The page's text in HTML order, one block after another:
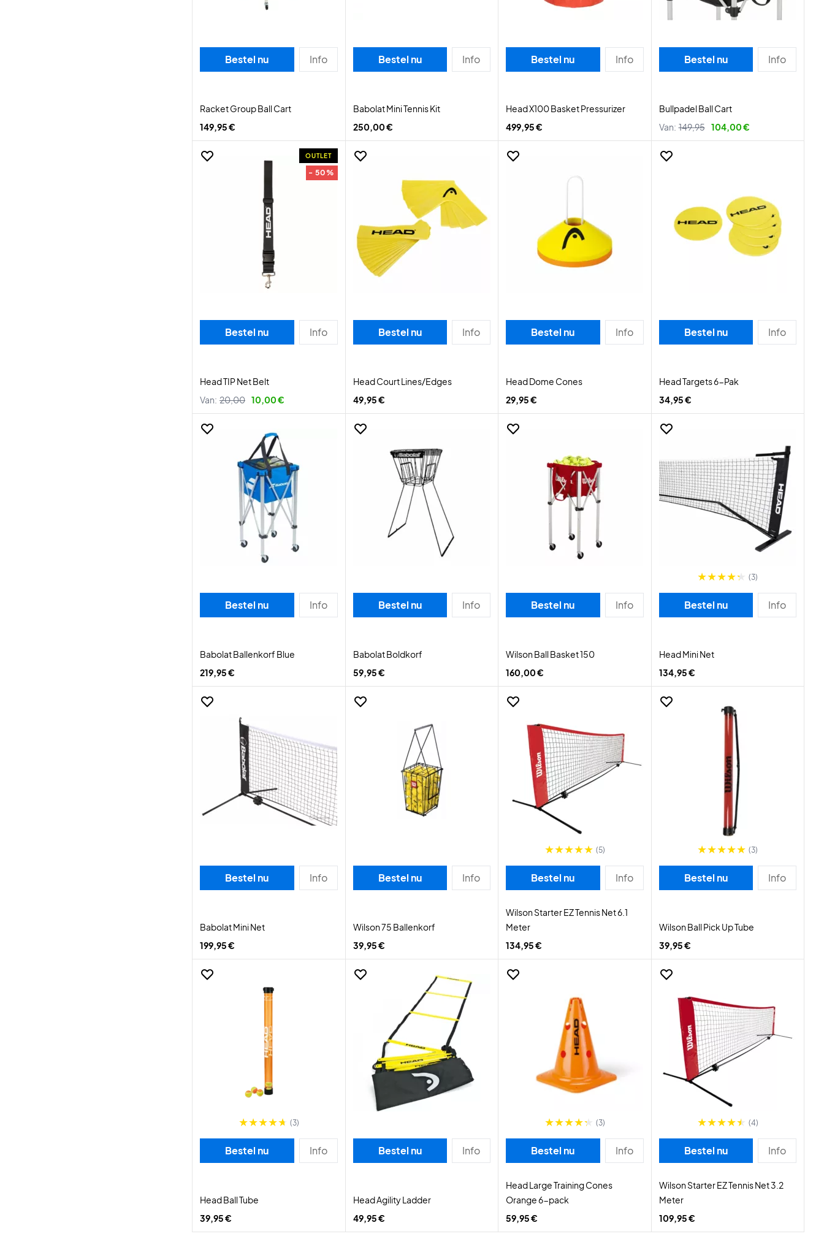
Bestel nu Info
Racket Group Ball Cart
149,95 €
Bestel nu Info
Babolat Mini Tennis Kit
250,00 €
Bestel nu Info
Head X100 Basket Pressurizer
499,95 €
Bestel nu Info
Bullpadel Ball Cart
Van: 149,95 104,00 €
OUTLET
- 50%
Bestel nu Info
Head TIP Net Belt
Van: 20,00 10,00 €
Bestel nu Info
Head Court Lines/Edges
49,95 €
Bestel nu Info
Head Dome Cones
29,95 €
Bestel nu Info
Head Targets 6-Pak
34,95 €
Bestel nu Info
Babolat Ballenkorf Blue
219,95 €
Bestel nu Info
Babolat Boldkorf
59,95 €
Bestel nu Info
Wilson Ball Basket 150
160,00 €
(3)
Bestel nu Info
Head Mini Net
134,95 €
Bestel nu Info
Babolat Mini Net
199,95 €
Bestel nu Info
Wilson 75 Ballenkorf
39,95 €
(5)
Bestel nu Info
Wilson Starter EZ Tennis Net 6.1
Meter
134,95 €
(3)
Bestel nu Info
Wilson Ball Pick Up Tube
39,95 €
(3)
Bestel nu Info
Head Ball Tube
39,95 €
Bestel nu Info
Head Agility Ladder
49,95 €
(3)
Bestel nu Info
Head Large Training Cones
Orange 6-pack
59,95 €
(4)
Bestel nu Info
Wilson Starter EZ Tennis Net 3.2
Meter
109,95 €